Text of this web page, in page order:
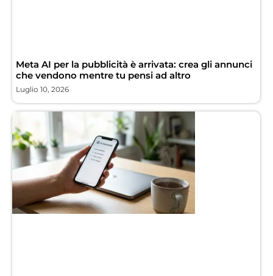
Meta AI per la pubblicità è arrivata: crea gli annunci
che vendono mentre tu pensi ad altro
Luglio 10, 2026